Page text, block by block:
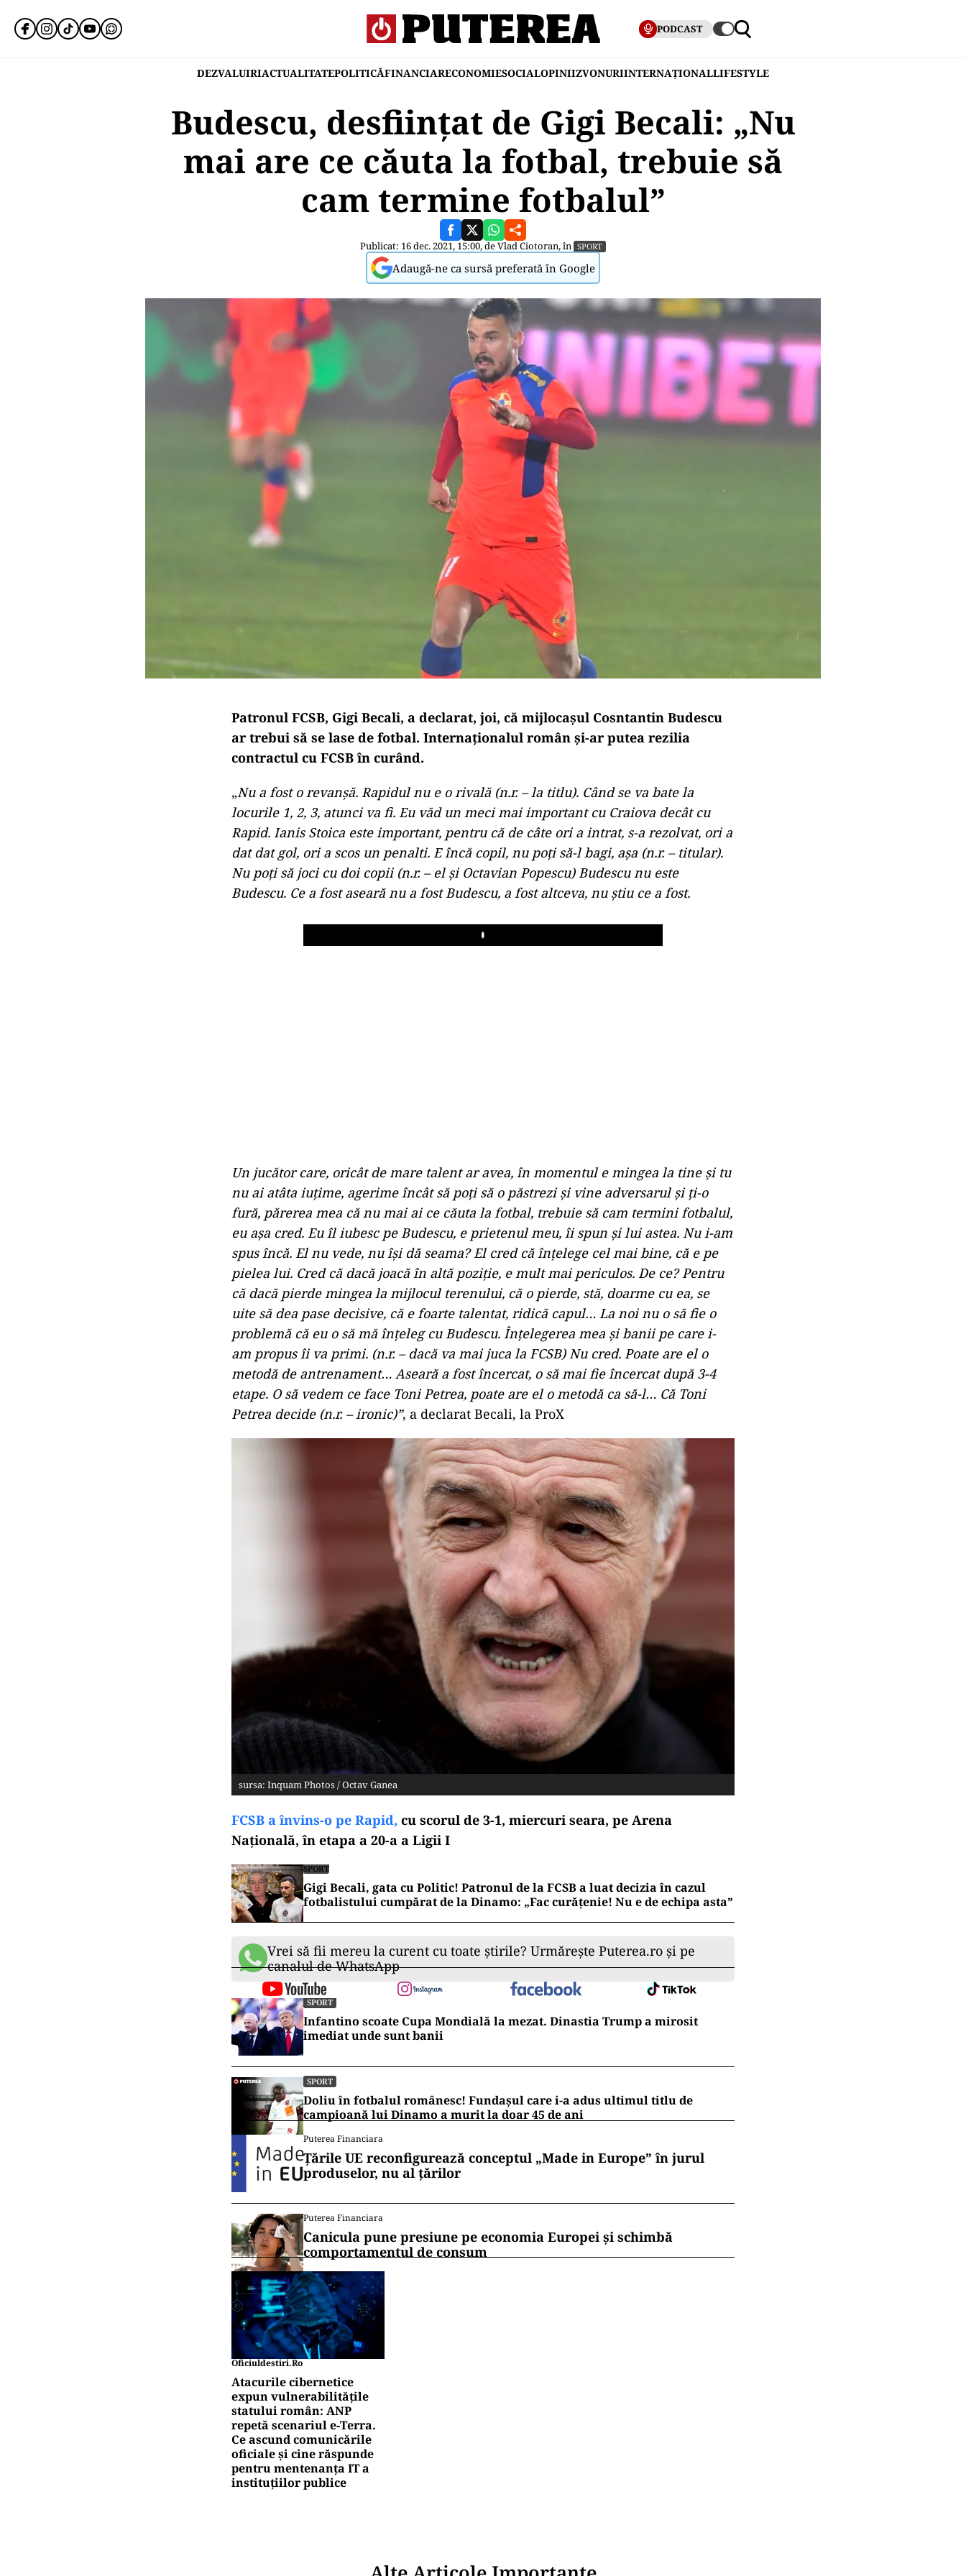
PODCAST
DEZVALUIRIACTUALITATEPOLITICĂFINANCIARECONOMIESOCIALOPINIIZVONURIINTERNAȚIONALLIFESTYLE
Budescu, desființat de Gigi Becali: „Nu
mai are ce căuta la fotbal, trebuie să
cam termine fotbalul”
Publicat: 16 dec. 2021, 15:00, deVlad Ciotoran, în SPORT
Adaugă-ne ca sursă preferată în Google
Patronul FCSB, Gigi Becali, a declarat, joi, că mijlocaşul Cosntantin Budescu
ar trebui să se lase de fotbal. Internaționalul român și-ar putea rezilia
contractul cu FCSB în curând.
„Nu a fost o revanşă. Rapidul nu e o rivală (n.r. – la titlu). Când se va bate la
locurile 1, 2, 3, atunci va fi. Eu văd un meci mai important cu Craiova decât cu
Rapid. Ianis Stoica este important, pentru că de câte ori a intrat, s-a rezolvat, ori a
dat dat gol, ori a scos un penalti. E încă copil, nu poţi să-l bagi, aşa (n.r. – titular).
Nu poţi să joci cu doi copii (n.r. – el şi Octavian Popescu) Budescu nu este
Budescu. Ce a fost aseară nu a fost Budescu, a fost altceva, nu ştiu ce a fost.
Play
Un jucător care, oricât de mare talent ar avea, în momentul e mingea la tine şi tu
nu ai atâta iuţime, agerime încât să poţi să o păstrezi şi vine adversarul şi ţi-o
fură, părerea mea că nu mai ai ce căuta la fotbal, trebuie să cam termini fotbalul,
eu aşa cred. Eu îl iubesc pe Budescu, e prietenul meu, îi spun şi lui astea. Nu i-am
spus încă. El nu vede, nu îşi dă seama? El cred că înţelege cel mai bine, că e pe
pielea lui. Cred că dacă joacă în altă poziţie, e mult mai periculos. De ce? Pentru
că dacă pierde mingea la mijlocul terenului, că o pierde, stă, doarme cu ea, se
uite să dea pase decisive, că e foarte talentat, ridică capul… La noi nu o să fie o
problemă că eu o să mă înţeleg cu Budescu. Înţelegerea mea şi banii pe care i-
am propus îi va primi. (n.r. – dacă va mai juca la FCSB) Nu cred. Poate are el o
metodă de antrenament… Aseară a fost încercat, o să mai fie încercat după 3-4
etape. O să vedem ce face Toni Petrea, poate are el o metodă ca să-l… Că Toni
Petrea decide (n.r. – ironic)”, a declarat Becali, la ProX
sursa: Inquam Photos / Octav Ganea
FCSB a învins-o pe Rapid, cu scorul de 3-1, miercuri seara, pe Arena
Naţională, în etapa a 20-a a Ligii I
SPORT
Gigi Becali, gata cu Politic! Patronul de la FCSB a luat decizia în cazul
fotbalistului cumpărat de la Dinamo: „Fac curățenie! Nu e de echipa asta”
Vrei să fii mereu la curent cu toate știrile? Urmărește Puterea.ro și pe
canalul de WhatsApp
SPORT
Infantino scoate Cupa Mondială la mezat. Dinastia Trump a mirosit
imediat unde sunt banii
SPORT
Doliu în fotbalul românesc! Fundașul care i-a adus ultimul titlu de
campioană lui Dinamo a murit la doar 45 de ani
Puterea Financiara
Țările UE reconfigurează conceptul „Made in Europe” în jurul
produselor, nu al țărilor
Puterea Financiara
Canicula pune presiune pe economia Europei și schimbă
comportamentul de consum
Oficiuldestiri.ro
Atacurile cibernetice
expun vulnerabilitățile
statului român: ANP
repetă scenariul e‑Terra.
Ce ascund comunicările
oficiale și cine răspunde
pentru mentenanța IT a
instituțiilor publice